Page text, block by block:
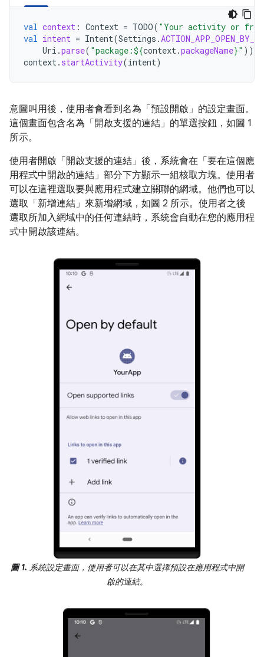
val context : Context = TODO( "Your activity or
val intent = Intent(Settings .
Uri .parse( "package:${context.packageName}" ))
context. startActivity(intent)
意圖叫用後，使用者會看到名為「預設開啟」 的設定畫面。
這個畫面包含名為「開啟支援的連結」的單選按鈕 ，如圖 1
所示。
使用者開啟「開啟支援的連結」 後，系統會在「要在這個應
用程式中開啟的連結」 部分下方顯示一組核取方塊。使用者
可以在這裡選取要與應用程式建立關聯的網域。他們也可以
選取「新增連結」 來新增網域，如圖 2 所示。使用者之後
選取所加入網域中的任何連結時，系統會自動在您的應用程
式中開啟該連結。
圖 1. 系統設定畫面，使用者可以在其中選擇預設在應用程式中開
啟的連結。